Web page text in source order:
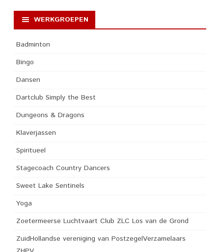
WERKGROEPEN
Badminton
Bingo
Dansen
Dartclub Simply the Best
Dungeons & Dragons
Klaverjassen
Spiritueel
Stagecoach Country Dancers
Sweet Lake Sentinels
Yoga
Zoetermeerse Luchtvaart Club ZLC Los van de Grond
ZuidHollandse vereniging van PostzegelVerzamelaars